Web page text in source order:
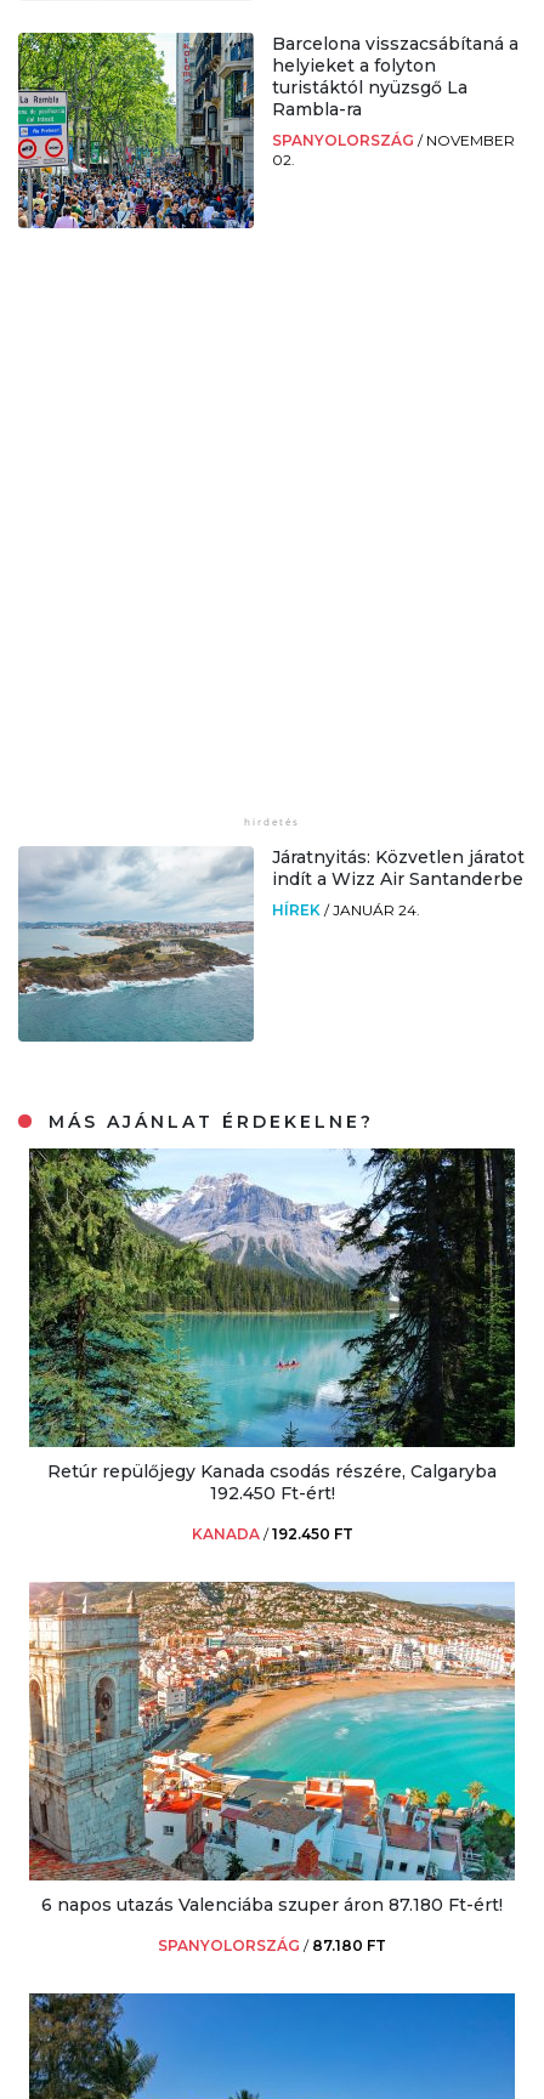
Barcelona visszacsábítaná a
helyieket a folyton
turistáktól nyüzsgő La
Rambla-ra
SPANYOLORSZÁG / NOVEMBER
02.
Járatnyitás: Közvetlen járatot
indít a Wizz Air Santanderbe
HÍREK /JANUÁR 24.
MÁS AJÁNLAT ÉRDEKELNE?
Retúr repülőjegy Kanada csodás részére, Calgaryba
192.450 Ft-ért!
KANADA /192.450 FT
6 napos utazás Valenciába szuper áron 87.180 Ft-ért!
SPANYOLORSZÁG / 87.180 FT